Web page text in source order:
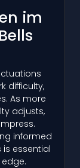
im
difficulty,
As more
adjusts,
informed
essential